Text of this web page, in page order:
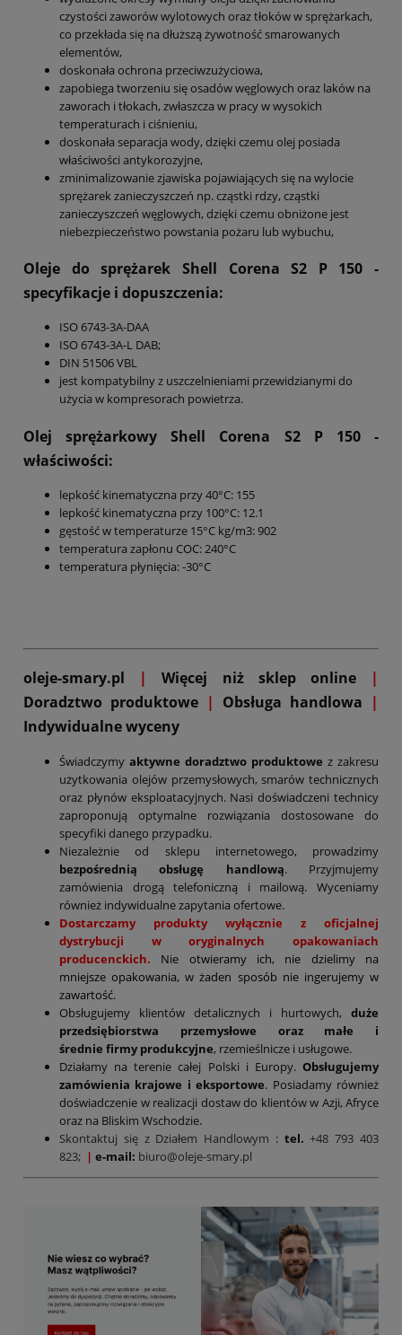
czystości zaworów wylotowych oraz tłoków w sprężarkach,
co przekłada się na dłuższą żywotność smarowanych
elementów,
doskonała ochrona przeciwzużyciowa,
zapobiega tworzeniu się osadów węglowych oraz laków na
zaworach i tłokach, zwłaszcza w pracy w wysokich
temperaturach i ciśnieniu,
doskonała separacja wody, dzięki czemu olej posiada
właściwości antykorozyjne,
zminimalizowanie zjawiska pojawiających się na wylocie
sprężarek zanieczyszczeń np. cząstki rdzy, cząstki
zanieczyszczeń węglowych, dzięki czemu obniżone jest
niebezpieczeństwo powstania pożaru lub wybuchu,
Oleje do sprężarek Shell Corena S2 P 150 -
specyfikacje i dopuszczenia:
ISO 6743-3A-DAA
ISO 6743-3A-L DAB;
DIN 51506 VBL
jest kompatybilny z uszczelnieniami przewidzianymi do
użycia w kompresorach powietrza.
Olej sprężarkowy Shell Corena S2 P 150 -
właściwości:
lepkość kinematyczna przy 40°C: 155
lepkość kinematyczna przy 100°C: 12.1
gęstość w temperaturze 15°C kg/m3: 902
temperatura zapłonu COC: 240°C
temperatura płynięcia: -30°C
oleje-smary.pl | Więcej niż sklep online
|
Doradztwo produktowe | Obsługa handlowa |
Indywidualne wyceny
Świadczymy aktywne doradztwo produktowe z zakresu
użytkowania olejów przemysłowych, smarów technicznych
oraz płynów eksploatacyjnych. Nasi doświadczeni technicy
zaproponują optymalne rozwiązania dostosowane do
specyfiki danego przypadku.
Niezależnie od sklepu internetowego, prowadzimy
bezpośrednią obsługę handlową. Przyjmujemy
zamówienia drogą telefoniczną i mailową. Wyceniamy
również indywidualne zapytania ofertowe.
Dostarczamy produkty wyłącznie z oficjalnej
dystrybucji w oryginalnych opakowaniach
producenckich. Nie otwieramy ich, nie dzielimy na
mniejsze opakowania, w żaden sposób nie ingerujemy w
zawartość.
Obsługujemy klientów detalicznych i hurtowych, duże
przedsiębiorstwa przemysłowe oraz małe i
średnie firmy produkcyjne, rzemieślnicze i usługowe.
Działamy na terenie całej Polski i Europy. Obsługujemy
zamówienia krajowe i eksportowe. Posiadamy również
doświadczenie w realizacji dostaw do klientów w Azji, Afryce
oraz na Bliskim Wschodzie.
Skontaktuj się z Działem Handlowym : tel.+48 793 403
823; | e-mail: biuro@oleje-smary.pl